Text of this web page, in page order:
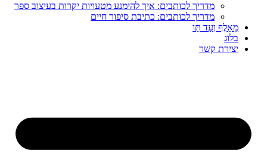
מדריך לכותבים: איך להימנע מטעויות יקרות בעיצוב ספר
מדריך לכותבים: כתיבת סיפור חיים
מֵאָלֶף וְעַד תָּו
בלוג
יצירת קשר